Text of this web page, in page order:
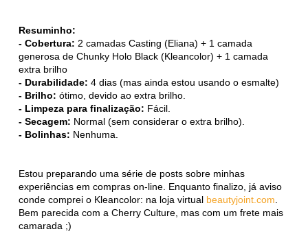
Resuminho:
- Cobertura: 2 camadas Casting (Eliana) + 1 camada
generosa de Chunky Holo Black (Kleancolor) + 1 camada
extra brilho
- Durabilidade:4 dias (mas ainda estou usando o esmalte)
- Brilho: ótimo, devido ao extra brilho.
- Limpeza para finalização: Fácil.
- Secagem: Normal (sem considerar o extra brilho).
- Bolinhas: Nenhuma.
Estou preparando uma série de posts sobre minhas
experiências em compras on-line. Enquanto finalizo, já aviso
conde comprei o Kleancolor: na loja virtual beautyjoint.com
Bem parecida com a Cherry Culture, mas com um frete mais
camarada ;)